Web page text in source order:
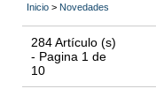
Inicio > Novedades
284 Artículo (s)
- Pagina 1 de
10